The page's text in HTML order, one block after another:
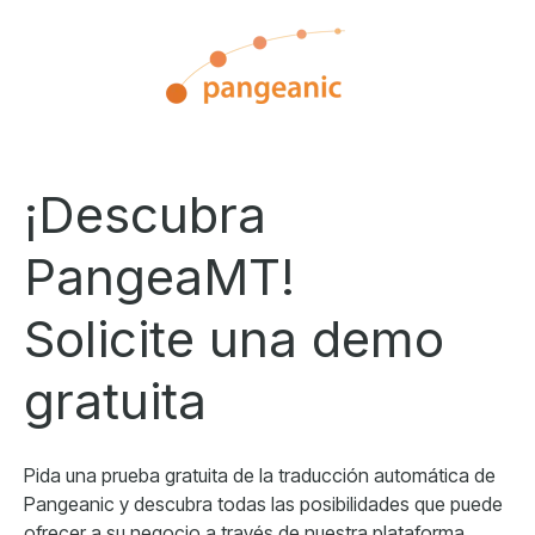
¡Descubra
PangeaMT!
Solicite una demo
gratuita
Pida una prueba gratuita de la traducción automática de
Pangeanic y descubra todas las posibilidades que puede